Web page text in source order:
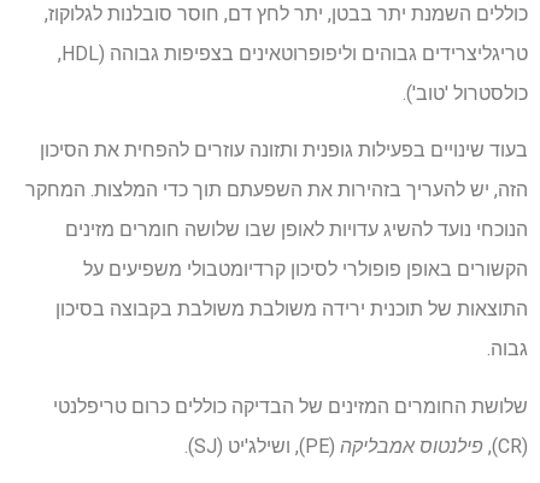
כוללים השמנת יתר בבטן, יתר לחץ דם, חוסר סובלנות לגלוקוז,
טריגליצרידים גבוהים וליפופרוטאינים בצפיפות גבוהה (HDL,
כולסטרול 'טוב').
בעוד שינויים בפעילות גופנית ותזונה עוזרים להפחית את הסיכון
הזה, יש להעריך בזהירות את השפעתם תוך כדי המלצות. המחקר
הנוכחי נועד להשיג עדויות לאופן שבו שלושה חומרים מזינים
הקשורים באופן פופולרי לסיכון קרדיומטבולי משפיעים על
התוצאות של תוכנית ירידה משולבת משולבת בקבוצה בסיכון
גבוה.
שלושת החומרים המזינים של הבדיקה כוללים כרום טריפלנטי
(CR),
פילנטוס אמבליקה (PE), ושילג'יט (SJ).